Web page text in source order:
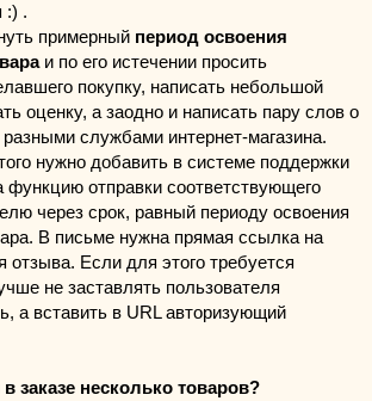
:) .
примерный период освоения
и по его истечении просить
покупку, написать небольшой
оценку, а заодно и написать пару слов о
службами интернет-магазина.
нужно добавить в системе поддержки
функцию отправки соответствующего
через срок, равный периоду освоения
В письме нужна прямая ссылка на
отзыва. Если для этого требуется
не заставлять пользователя
а вставить в URL авторизующий
заказе несколько товаров?